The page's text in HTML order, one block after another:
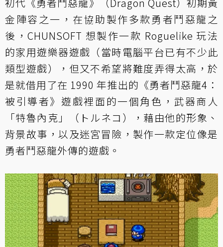
金陣容之一，在協助製作多款勇者鬥惡龍之
後，CHUNSOFT 想製作一款 Roguelike 玩法
的家用遊樂器遊戲（當時電腦平台已有不少此
類型遊戲），但又不希望將難度弄得太高，於
是就借用了在 1990 年推出的《勇者鬥惡龍4：
被引導者》遊戲裡面的一個角色，武器商人
「特魯內克」（トルネコ），藉由他的形象、
背景故事，以及迷宮冒險，製作一款定位像是
勇者鬥惡龍外傳的遊戲。